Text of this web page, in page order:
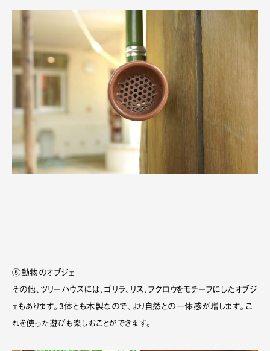
⑤動物のオブジェ
その他、ツリーハウスには、ゴリラ、リス、フクロウをモチーフにしたオブジ
ェもあります。3体とも木製なので、より自然との一体感が増します。こ
れを使った遊びも楽しむことができます。